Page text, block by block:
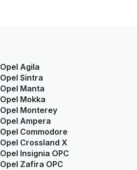
Opel Agila
Opel Sintra
Opel Manta
Opel Mokka
Opel Monterey
Opel Ampera
Opel Commodore
Opel Crossland X
Opel Insignia OPC
Opel Zafira OPC